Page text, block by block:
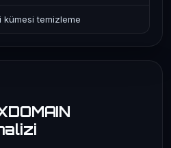
kümesi temizleme